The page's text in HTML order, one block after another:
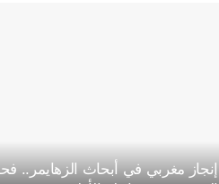
إنجاز مغربي في أبحاث الزهايمر..